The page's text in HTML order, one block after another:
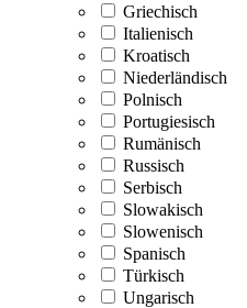
Griechisch
Italienisch
Kroatisch
Niederländisch
Polnisch
Portugiesisch
Rumänisch
Russisch
Serbisch
Slowakisch
Slowenisch
Spanisch
Türkisch
Ungarisch